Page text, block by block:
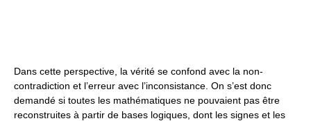
Dans cette perspective, la vérité se confond avec la non-
contradiction et l’erreur avec l’inconsistance. On s’est donc
demandé si toutes les mathématiques ne pouvaient pas être
reconstruites à partir de bases logiques, dont les signes et les